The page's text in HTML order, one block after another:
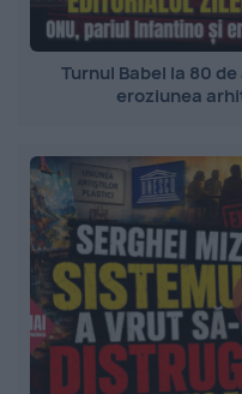
Turnul Babel la 80
eroziunea